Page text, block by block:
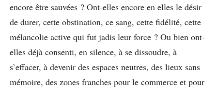
encore être sauvées ? Ont-elles encore en elles le désir
de durer, cette obstination, ce sang, cette fidélité, cette
mélancolie active qui fut jadis leur force ? Ou bien ont-
elles déjà consenti, en silence, à se dissoudre, à
s’effacer, à devenir des espaces neutres, des lieux sans
mémoire, des zones franches pour le commerce et pour